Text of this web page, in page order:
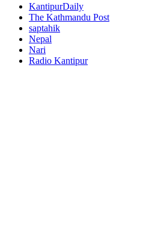
KantipurDaily
The Kathmandu Post
saptahik
Nepal
Nari
Radio Kantipur